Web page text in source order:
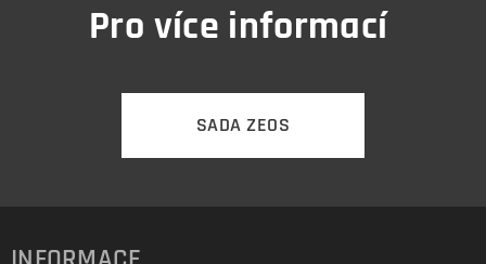
Pro více informací
SADA ZEOS